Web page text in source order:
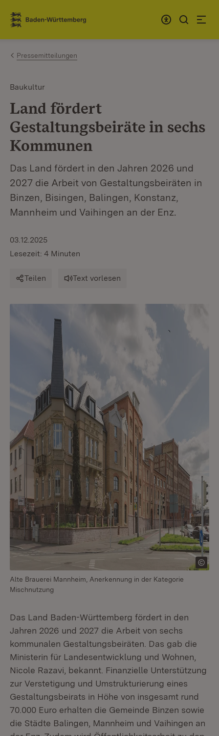
Zum Inhalt springen
Link zur Startseite
Pressemitteilungen
Baukultur
Land fördert
Gestaltungsbeiräte in sechs
Kommunen
Das Land fördert in den Jahren 2026 und
2027 die Arbeit von Gestaltungsbeiräten in
Binzen, Bisingen, Balingen, Konstanz,
Mannheim und Vaihingen an der Enz.
03.12.2025
Lesezeit: 4 Minuten
Teilen Text vorlesen
Alte Brauerei Mannheim, Anerkennung in der Kategorie
Mischnutzung
Das Land Baden-Württemberg fördert in den
Jahren 2026 und 2027 die Arbeit von sechs
kommunalen Gestaltungsbeiräten. Das gab die
Ministerin für Landesentwicklung und Wohnen,
Nicole Razavi, bekannt. Finanzielle Unterstützung
zur Verstetigung und Umstrukturierung eines
Gestaltungsbeirats in Höhe von insgesamt rund
70.000 Euro erhalten die Gemeinde Binzen sowie
die Städte Balingen, Mannheim und Vaihingen an